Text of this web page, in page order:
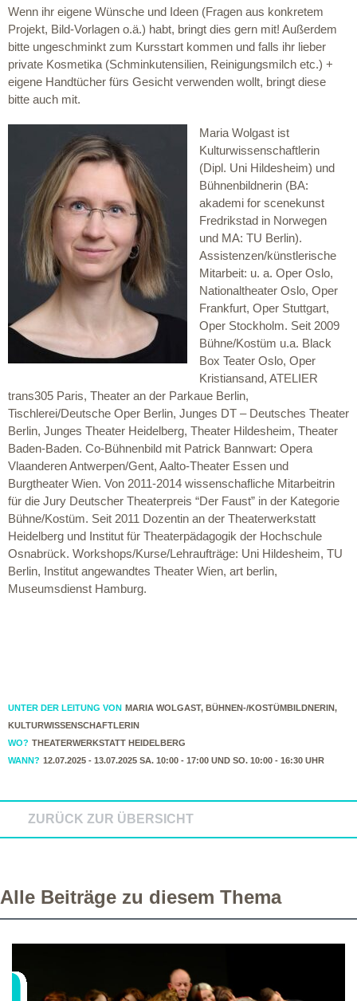
Wenn ihr eigene Wünsche und Ideen (Fragen aus konkretem
Projekt, Bild-Vorlagen o.ä.) habt, bringt dies gern mit! Außerdem
bitte ungeschminkt zum Kursstart kommen und falls ihr lieber
private Kosmetika (Schminkutensilien, Reinigungsmilch etc.) +
eigene Handtücher fürs Gesicht verwenden wollt, bringt diese
bitte auch mit.
Maria Wolgast ist
Kulturwissenschaftlerin
(Dipl. Uni Hildesheim) und
Bühnenbildnerin (BA:
akademi for scenekunst
Fredrikstad in Norwegen
und MA: TU Berlin).
Assistenzen/künstlerische
Mitarbeit: u. a. Oper Oslo,
Nationaltheater Oslo, Oper
Frankfurt, Oper Stuttgart,
Oper Stockholm. Seit 2009
Bühne/Kostüm u.a. Black
Box Teater Oslo, Oper
Kristiansand, ATELIER
trans305 Paris, Theater an der Parkaue Berlin,
Tischlerei/Deutsche Oper Berlin, Junges DT – Deutsches Theater
Berlin, Junges Theater Heidelberg, Theater Hildesheim, Theater
Baden-Baden. Co-Bühnenbild mit Patrick Bannwart: Opera
Vlaanderen Antwerpen/Gent, Aalto-Theater Essen und
Burgtheater Wien. Von 2011-2014 wissenschafliche Mitarbeitrin
für die Jury Deutscher Theaterpreis “Der Faust” in der Kategorie
Bühne/Kostüm. Seit 2011 Dozentin an der Theaterwerkstatt
Heidelberg und Institut für Theaterpädagogik der Hochschule
Osnabrück. Workshops/Kurse/Lehraufträge: Uni Hildesheim, TU
Berlin, Institut angewandtes Theater Wien, art berlin,
Museumsdienst Hamburg.
UNTER DER LEITUNG VON MARIA WOLGAST, BÜHNEN-/KOSTÜMBILDNERIN,
KULTURWISSENSCHAFTLERIN
WO? THEATERWERKSTATT HEIDELBERG
WANN? 12.07.2025 - 13.07.2025 SA. 10:00 - 17:00 UND SO. 10:00 - 16:30 UHR
ZURÜCK ZUR ÜBERSICHT
Alle Beiträge zu diesem Thema